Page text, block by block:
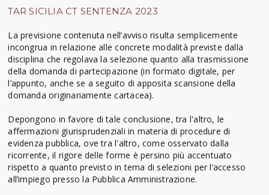
TAR SICILIA CT SENTENZA 2023
La previsione contenuta nell’avviso risulta semplicemente
incongrua in relazione alle concrete modalità previste dalla
disciplina che regolava la selezione quanto alla trasmissione
della domanda di partecipazione (in formato digitale, per
l’appunto, anche se a seguito di apposita scansione della
domanda originariamente cartacea).
Depongono in favore di tale conclusione, tra l'altro, le
affermazioni giurisprudenziali in materia di procedure di
evidenza pubblica, ove tra l'altro, come osservato dalla
ricorrente, il rigore delle forme è persino più accentuato
rispetto a quanto previsto in tema di selezioni per l’accesso
all’impiego presso la Pubblica Amministrazione.